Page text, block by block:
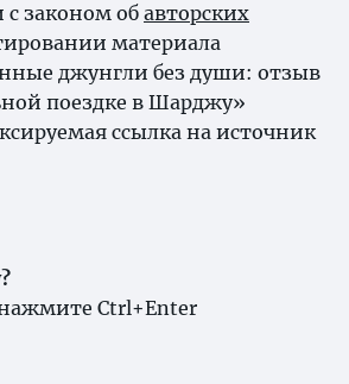
с законом об авторских
материала
джунгли без души: отзыв
поездке в Шарджу»
ссылка на источник
Ctrl+Enter